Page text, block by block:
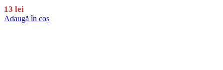
13 lei
Adaugă în coș